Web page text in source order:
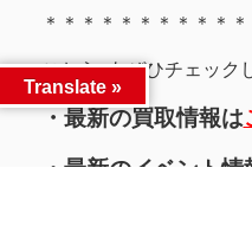
＊＊＊＊＊＊＊＊＊＊
こちら↓もぜひチェック
・最新の買取情報は
・最新のイベント情
Translate »